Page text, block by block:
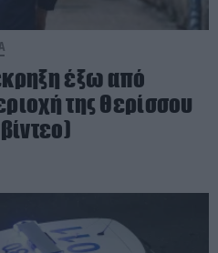
έξω από
της Θερίσσου